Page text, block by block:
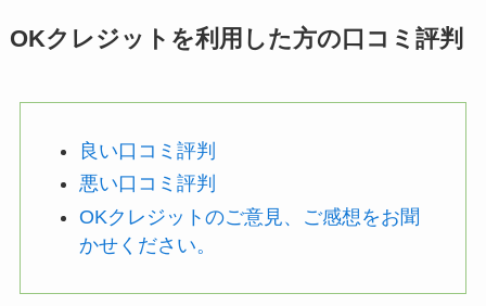
OKクレジットを利用した方の口コミ評判
良い口コミ評判
悪い口コミ評判
OKクレジットのご意見、ご感想をお聞
かせください。